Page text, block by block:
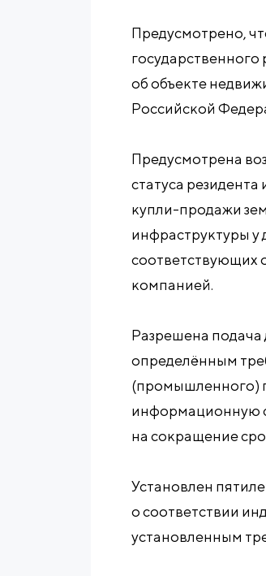
Предусмотрено,
об объекте
Российской
Предусмотрена
статуса
купли-продажи
инфраструктуры у
соответствующих
компанией.
Разрешена подача
определённым
(промышленного)
информационную
на сокращение
Установлен
о соответствии
установленным